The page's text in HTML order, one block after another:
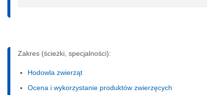
Zakres (ścieżki, specjalności):
Hodowla zwierząt
Ocena i wykorzystanie produktów zwierzęcych